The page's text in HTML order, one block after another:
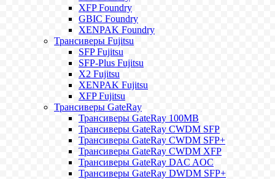
XFP Foundry
GBIC Foundry
XENPAK Foundry
Трансиверы Fujitsu
SFP Fujitsu
SFP-Plus Fujitsu
X2 Fujitsu
XENPAK Fujitsu
XFP Fujitsu
Трансиверы GateRay
Трансиверы GateRay 100MB
Трансиверы GateRay CWDM SFP
Трансиверы GateRay CWDM SFP+
Трансиверы GateRay CWDM XFP
Трансиверы GateRay DAC AOC
Трансиверы GateRay DWDM SFP+